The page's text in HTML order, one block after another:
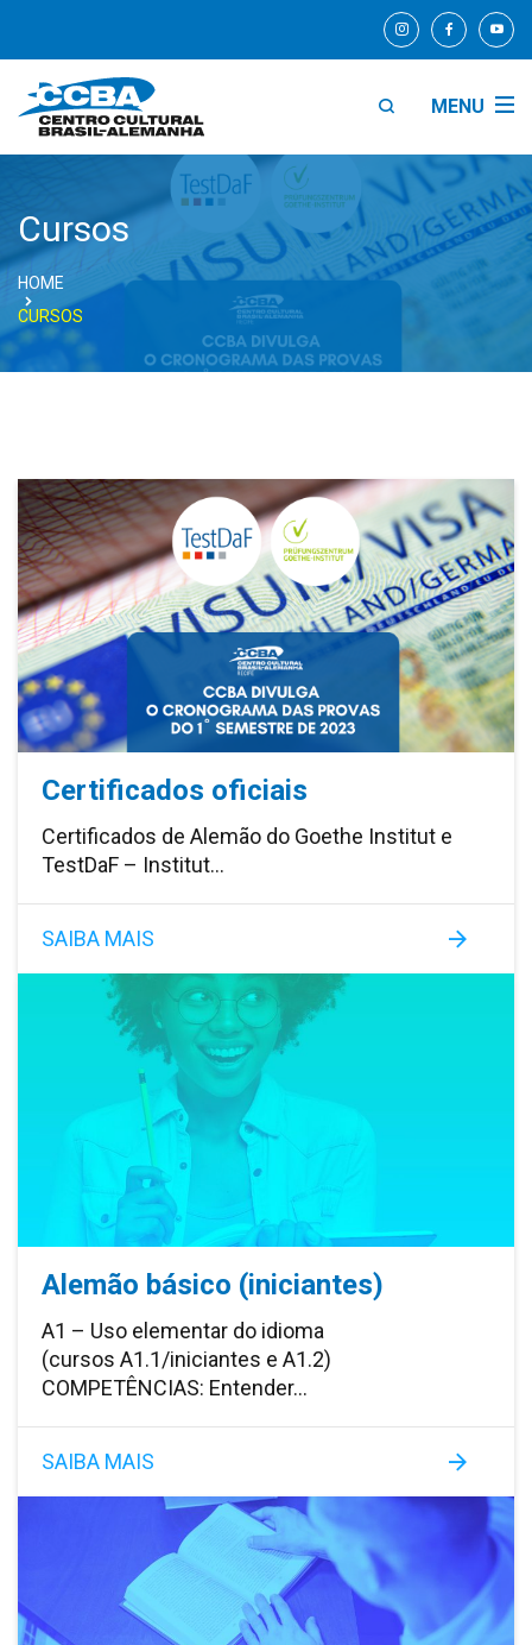
MENU
Cursos
HOME
CURSOS
Certificados oficiais
Certificados de Alemão do Goethe Institut e
TestDaF – Institut…
SAIBA MAIS
Alemão básico (iniciantes)
A1 – Uso elementar do idioma
(cursos A1.1/iniciantes e A1.2)
COMPETÊNCIAS: Entender…
SAIBA MAIS